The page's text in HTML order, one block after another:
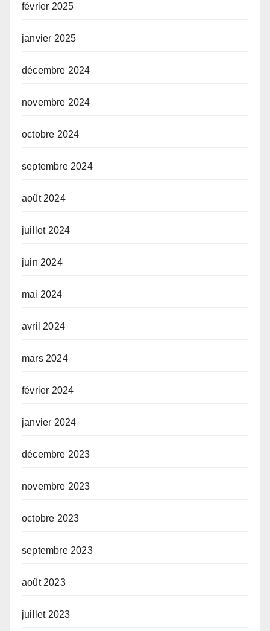
février 2025
janvier 2025
décembre 2024
novembre 2024
octobre 2024
septembre 2024
août 2024
juillet 2024
juin 2024
mai 2024
avril 2024
mars 2024
février 2024
janvier 2024
décembre 2023
novembre 2023
octobre 2023
septembre 2023
août 2023
juillet 2023